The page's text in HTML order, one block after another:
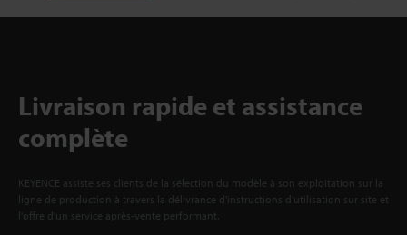
Livraison rapide et assistance
complète
KEYENCE assiste ses clients de la sélection du modèle à son exploitation sur la
ligne de production à travers la délivrance d'instructions d'utilisation sur site et
l'offre d'un service après-vente performant.